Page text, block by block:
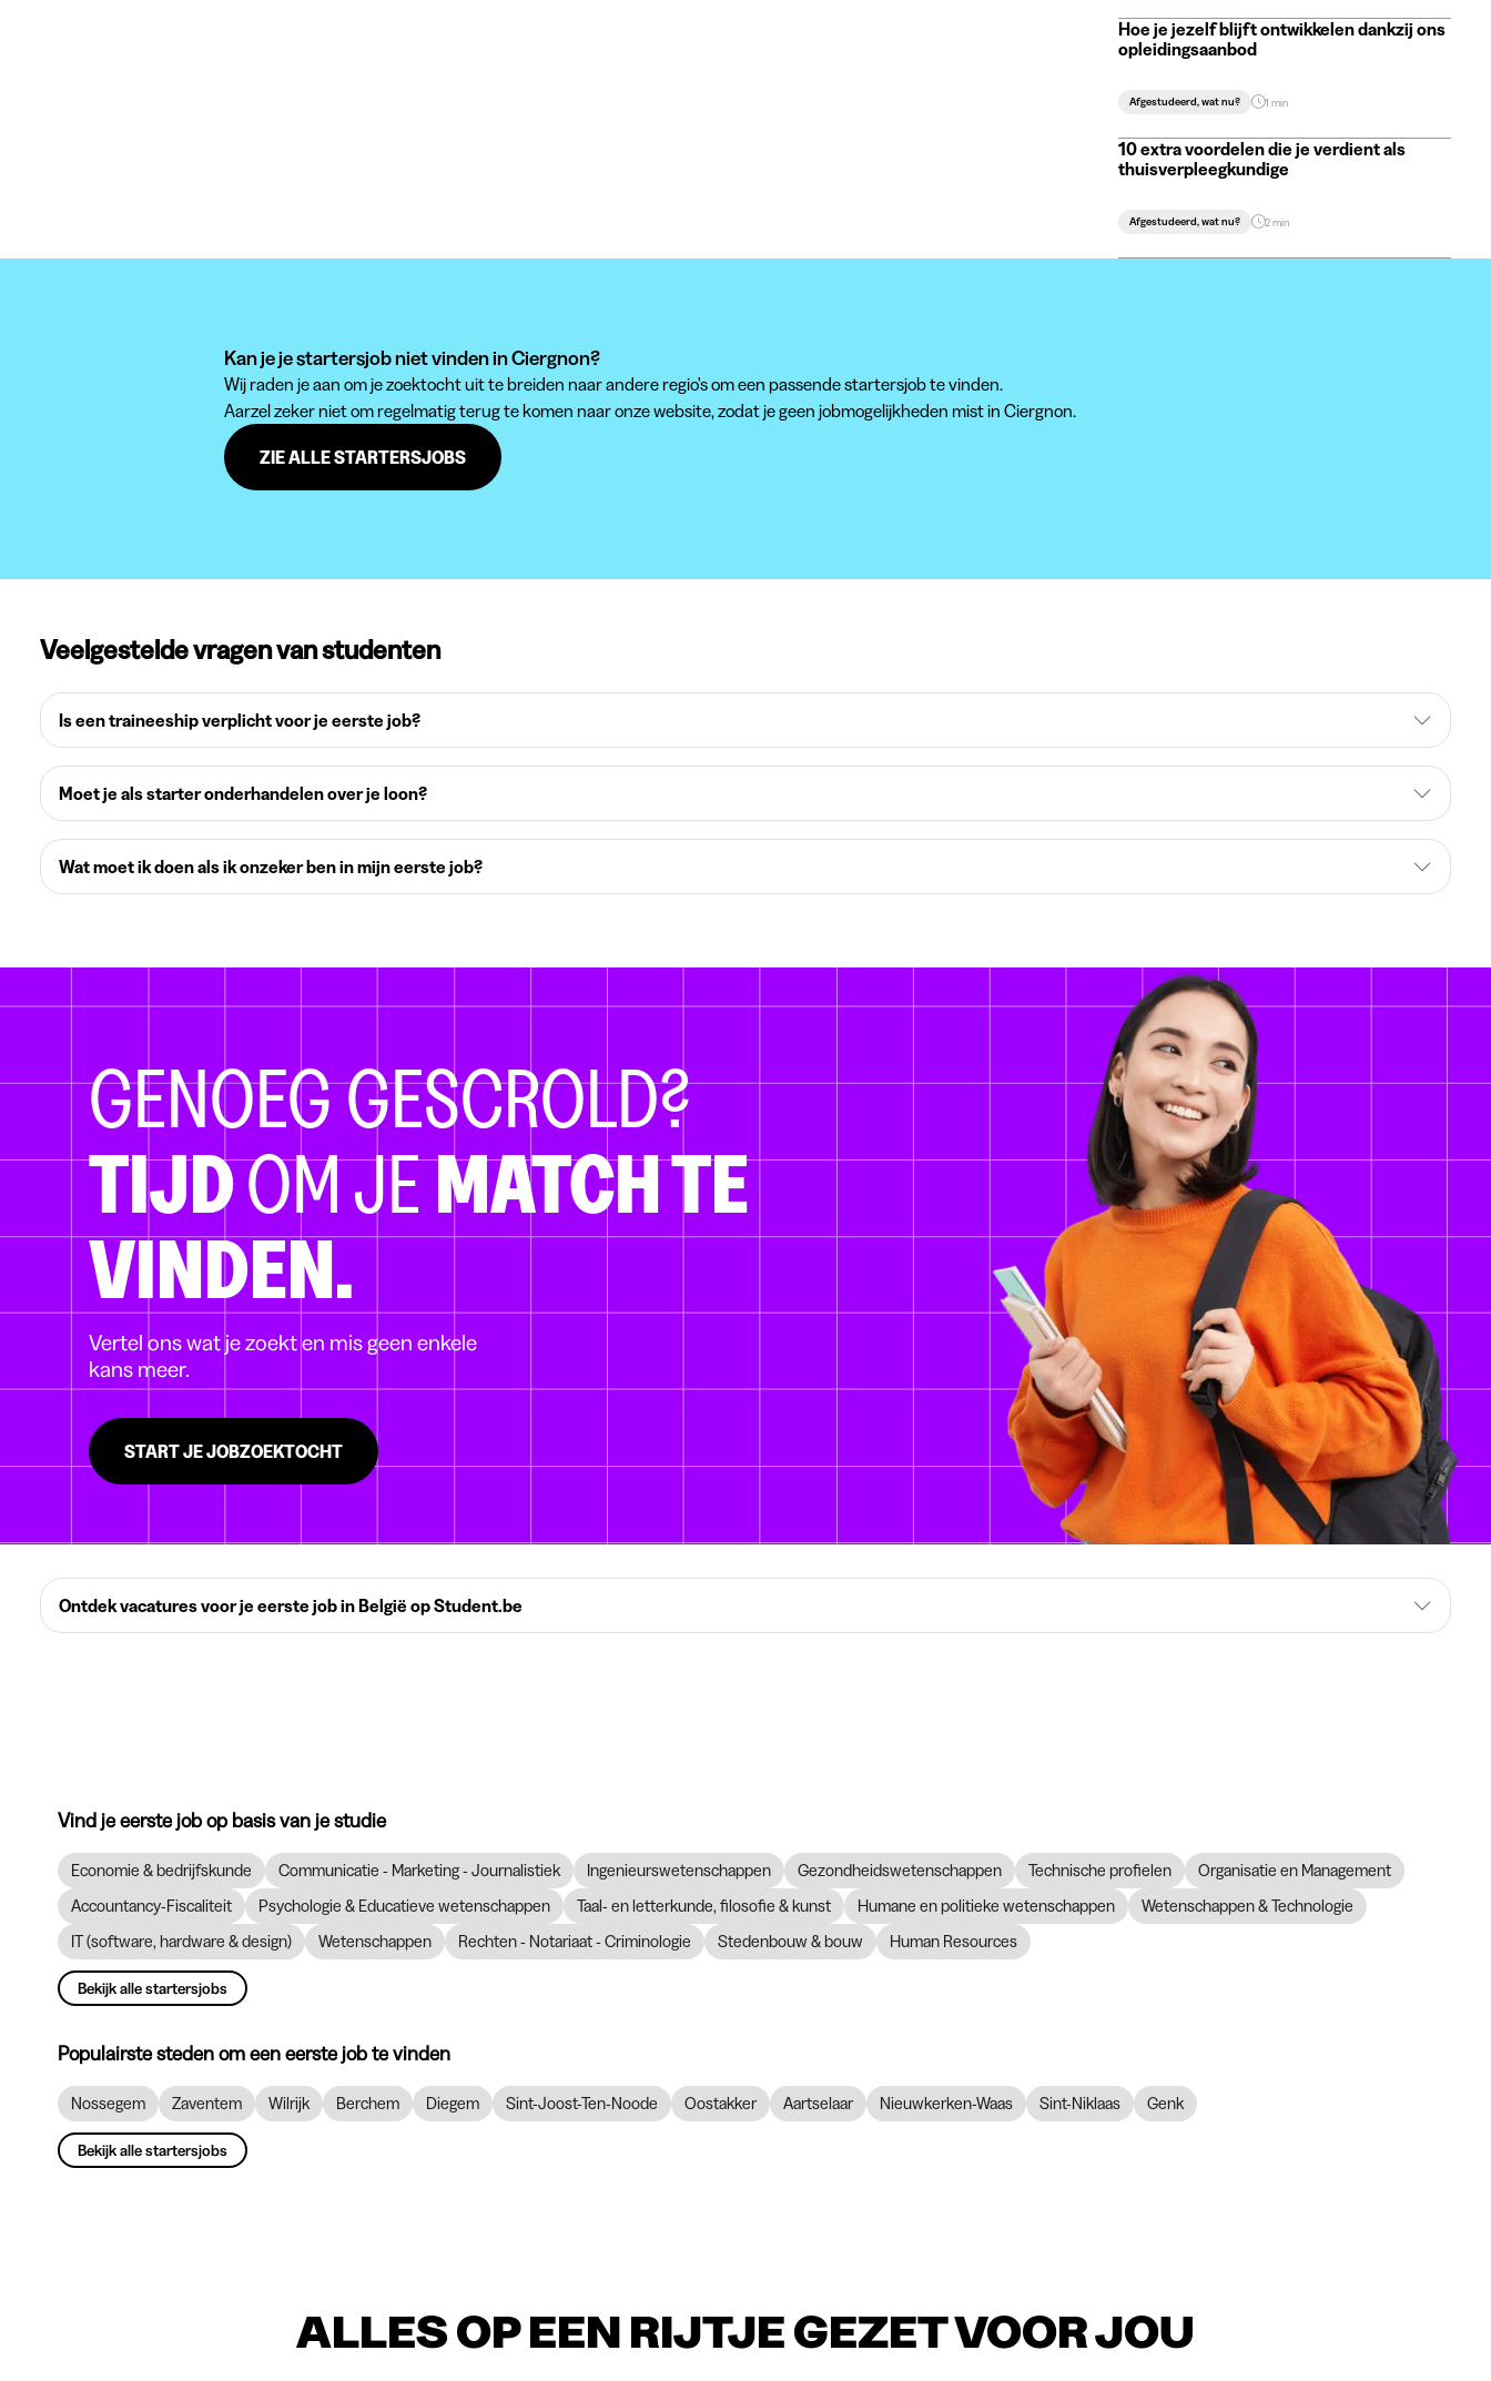
Hoe je jezelf blijft ontwikkelen dankzij ons
opleidingsaanbod
Afgestudeerd, wat nu? 1 min
10 extra voordelen die je verdient als
thuisverpleegkundige
Afgestudeerd, wat nu? 2 min
Kan je je startersjob niet vinden in Ciergnon?
Wij raden je aan om je zoektocht uit te breiden naar andere regio's om een passende startersjob te vinden.
Aarzel zeker niet om regelmatig terug te komen naar onze website, zodat je geen jobmogelijkheden mist in Ciergnon.
ZIE ALLE STARTERSJOBS
Veelgestelde vragen van studenten
Is een traineeship verplicht voor je eerste job?
Moet je als starter onderhandelen over je loon?
Wat moet ik doen als ik onzeker ben in mijn eerste job?
GENOEG GESCROLD?
TIJDOM JEMATCH TE
VINDEN.
Vertel ons wat je zoekt en mis geen enkele
kans meer.
START JE JOBZOEKTOCHT
Ontdek vacatures voor je eerste job in België op Student.be
Vind je eerste job op basis van je studie
Economie & bedrijfskunde Communicatie - Marketing - Journalistiek Ingenieurswetenschappen Gezondheidswetenschappen Technische profielen
Organisatie en Management
Accountancy-Fiscaliteit
Psychologie & Educatieve wetenschappen Taal- en letterkunde, filosofie & kunst Humane en politieke wetenschappen
Wetenschappen & Technologie
IT (software, hardware & design)
Wetenschappen Rechten - Notariaat - Criminologie Stedenbouw & bouw Human Resources
Bekijk alle startersjobs
Populairste steden om een eerste job te vinden
Nossegem Zaventem Wilrijk Berchem Diegem Sint-Joost-Ten-Noode Oostakker Aartselaar Nieuwkerken-Waas Sint-Niklaas Genk
Bekijk alle startersjobs
ALLES OP EEN RIJTJE GEZET VOOR JOU